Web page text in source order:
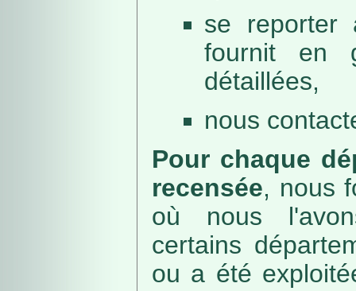
se reporter
fournit en
détaillées,
nous
Pour chaque
recensée, nous
où nous
certains
ou a été